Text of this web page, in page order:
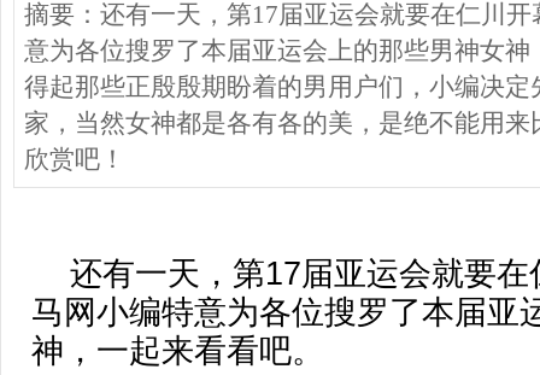
摘要：还有一天，第17届亚运会就要在仁川
意为各位搜罗了本届亚运会上的那些男神女
得起那些正殷殷期盼着的男用户们，小编决
家，当然女神都是各有各的美，是绝不能用
欣赏吧！
还有一天，第17届亚运会就要在
马网小编特意为各位搜罗了本届亚
神，一起来看看吧。